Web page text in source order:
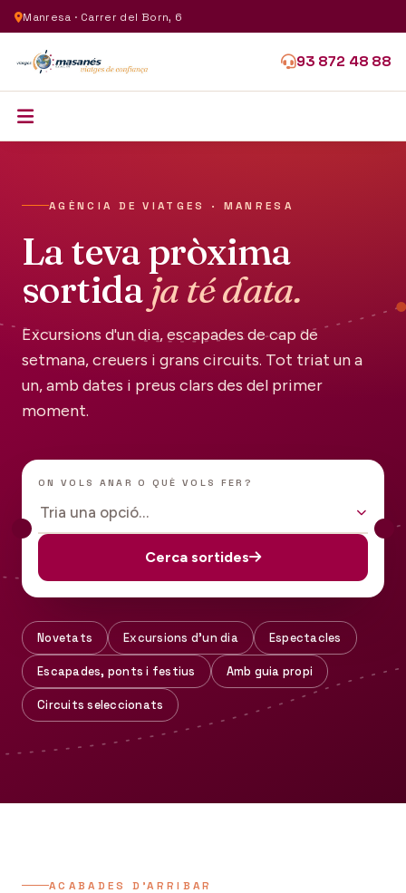
Manresa · Carrer del Born, 6
93 872 48 88
AGÈNCIA DE VIATGES · MANRESA
La teva pròxima
sortidaja té data.
Excursions d'un dia, escapades de cap de
setmana, creuers i grans circuits. Tot triat un a
un, amb dates i preus clars des del primer
moment.
ON VOLS ANAR O QUÈ VOLS FER?
Tria una opció…
Cerca sortides
Novetats Excursions d'un dia Espectacles
Escapades, ponts i festius Amb guia propi
Circuits seleccionats
ACABADES D'ARRIBAR